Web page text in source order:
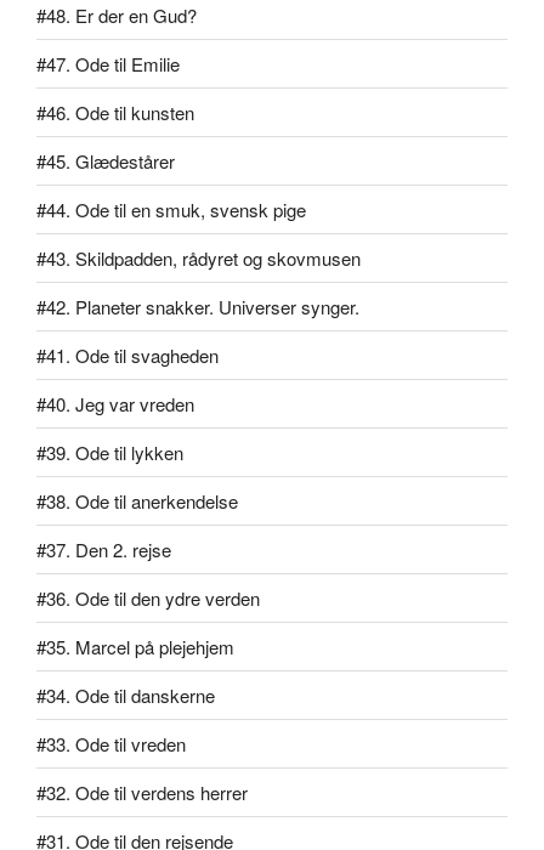
#48. Er der en Gud?
#47. Ode til Emilie
#46. Ode til kunsten
#45. Glædestårer
#44. Ode til en smuk, svensk pige
#43. Skildpadden, rådyret og skovmusen
#42. Planeter snakker. Universer synger.
#41. Ode til svagheden
#40. Jeg var vreden
#39. Ode til lykken
#38. Ode til anerkendelse
#37. Den 2. rejse
#36. Ode til den ydre verden
#35. Marcel på plejehjem
#34. Ode til danskerne
#33. Ode til vreden
#32. Ode til verdens herrer
#31. Ode til den rejsende